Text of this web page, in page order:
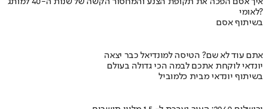
לאומי?
בשיתוף אסם
אתם עוד לא שם? הטיסה למונדיאל כבר יצאה
יונדאי לוקחת אתכם לבמה הכי גדולה בעולם
בשיתוף יונדאי מבית כלמוביל